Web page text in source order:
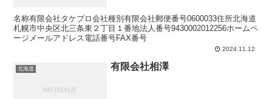
名称有限会社タケプロ会社種別有限会社郵便番号0600033住所北海道
札幌市中央区北三条東２丁目１番地法人番号9430002012256ホームペ
ージメールアドレス電話番号FAX番号
2024.11.12
北海道 有限会社相澤